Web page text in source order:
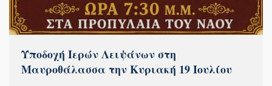
Υποδοχή Ιερών Λειψάνων στη
Μαυροθάλασσα την Κυριακή 19 Ιουλίου